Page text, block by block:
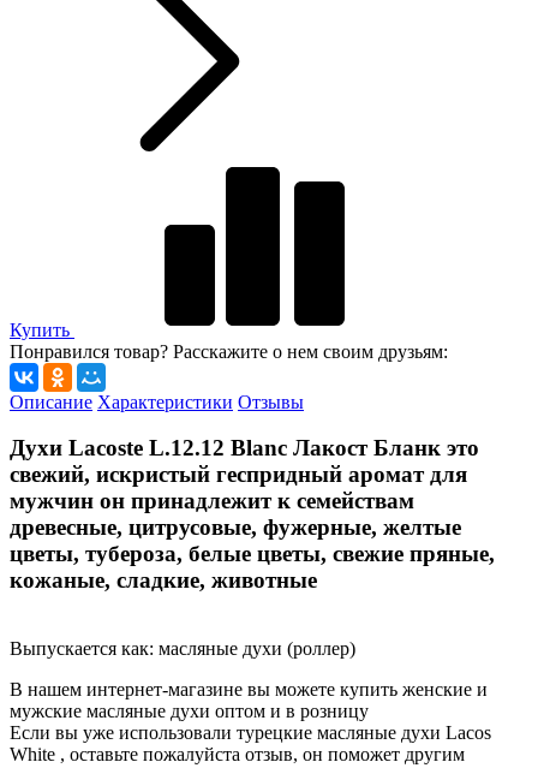
Купить
Понравился товар? Расскажите о нем своим друзьям:
Описание Характеристики Отзывы
Духи Lacoste L.12.12 Blanc Лакост Бланк это
свежий, искристый геспридный аромат для
мужчин он принадлежит к семействам
древесные, цитрусовые, фужерные, желтые
цветы, тубероза, белые цветы, свежие пряные,
кожаные, сладкие, животные
Выпускается как: масляные духи (роллер)
В нашем интернет-магазине вы можете купить женские и
мужские масляные духи оптом и в розницу
Если вы уже использовали турецкие масляные духи Lacos
White , оставьте пожалуйста отзыв, он поможет другим